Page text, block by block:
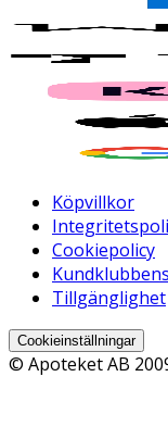
Köpvillkor
Cookiepolicy
Tillgänglighet
Cookieinställningar
© Apoteket AB